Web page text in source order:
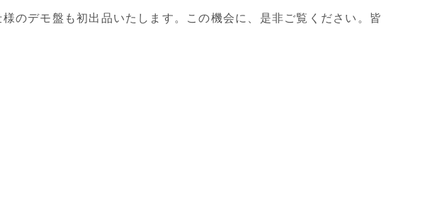
のデモ盤も初出品いたします。この機会に、是非ご覧ください。皆